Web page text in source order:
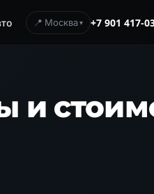
📍 Москва +7 901 417-
и